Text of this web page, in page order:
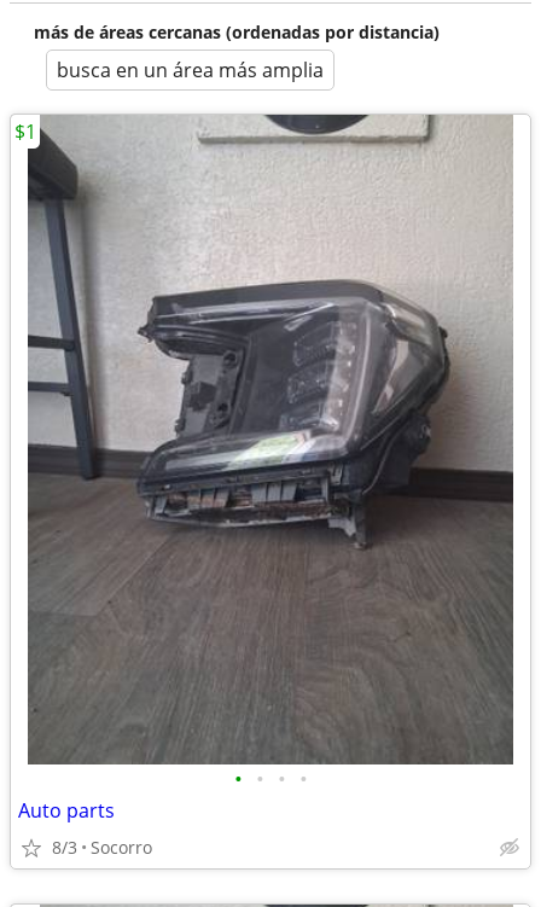
más de áreas cercanas (ordenadas por distancia)
busca en un área más amplia
• • • •
Auto parts
8/3 Socorro
$1